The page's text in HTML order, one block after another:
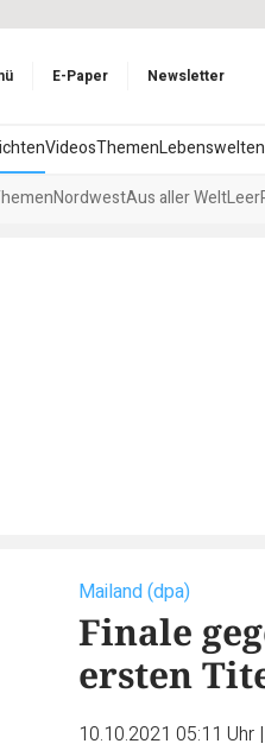
E-Paper Newsletter
VideosThemenLebenswelten
NordwestAus aller WeltLeer
Mailand (dpa)
Finale
ersten
10.10.2021 05:11 Uhr |